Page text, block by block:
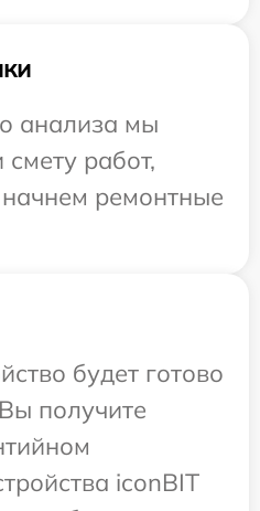
анализа мы
работ,
ремонтные
будет готово
получите
iconBIT